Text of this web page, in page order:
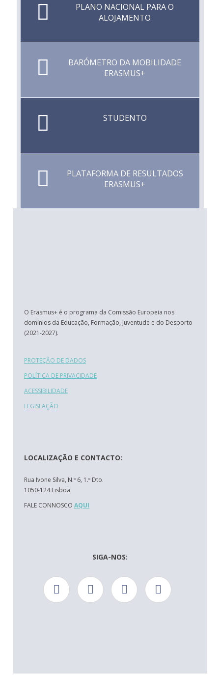
PLANO NACIONAL PARA O
ALOJAMENTO
BARÓMETRO DA MOBILIDADE
ERASMUS+
STUDENTO
PLATAFORMA DE RESULTADOS
ERASMUS+
O Erasmus+ é o programa da Comissão Europeia nos
domínios da Educação, Formação, Juventude e do Desporto
(2021-2027).
PROTEÇÃO DE DADOS
POLÍTICA DE PRIVACIDADE
ACESSIBILIDADE
LEGISLAÇÃO
LOCALIZAÇÃO E CONTACTO:
Rua Ivone Silva, N.º 6, 1.º Dto.
1050-124 Lisboa
FALE CONNOSCO AQUI
SIGA-NOS: